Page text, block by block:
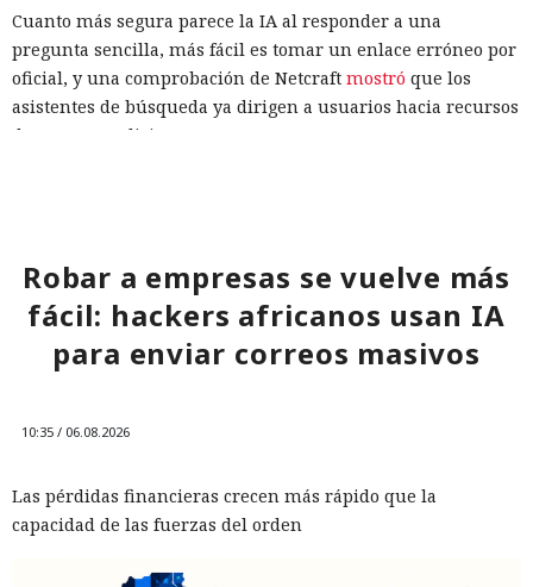
Cuanto más segura parece la IA al responder a una
pregunta sencilla, más fácil es tomar un enlace erróneo por
oficial, y una comprobación de Netcraft mostró que los
asistentes de búsqueda ya dirigen a usuarios hacia recursos
de actores maliciosos.
respuestas y 20 706 enlaces. Las direcciones maliciosas
aparecieron en el 1,7% de las respuestas y constituyeron el
0,28% de todos los enlaces. A primera vista la proporción es
pequeña, pero incluso un enlace malicioso poco frecuente
de la comprobación de 2025, el problema ya no se limitaba a
dominios inventados o abandonados. Los asistentes
Robar a empresas se vuelve más
fácil: hackers africanos usan IA
para enviar correos masivos
10:35 / 06.08.2026
Las pérdidas financieras crecen más rápido que la
capacidad de las fuerzas del orden